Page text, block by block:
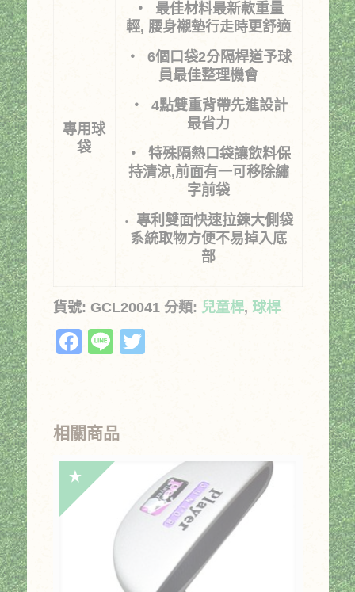
專用球
袋
‧ 最佳材料最新款重量
輕, 腰身襯墊行走時更舒適
‧ 6個口袋2分隔桿道予球
員最佳整理機會
‧ 4點雙重背帶先進設計
最省力
‧ 特殊隔熱口袋讓飲料保
持清涼,前面有一可移除繡
字前袋
‧專利雙面快速拉鍊大側袋
系統取物方便不易掉入底
部
貨號: GCL20041 分類: 兒童桿, 球桿
Facebook
Line
相關商品